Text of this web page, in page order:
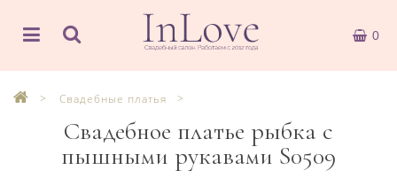
0
Свадебные платья
Свадебное платье рыбка с
пышными рукавами S0509